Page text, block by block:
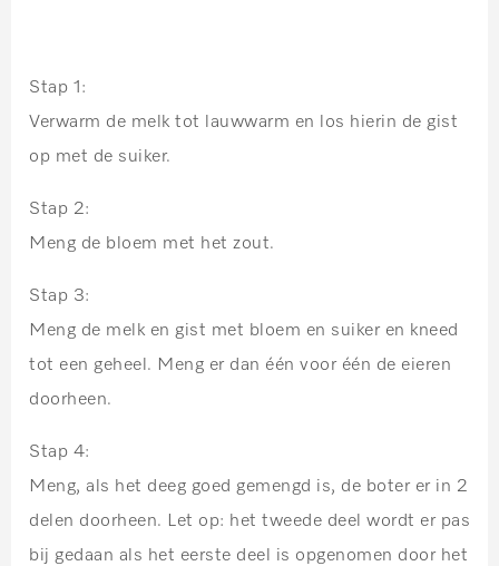
Stap 1:
Verwarm de melk tot lauwwarm en los hierin de gist
op met de suiker.
Stap 2:
Meng de bloem met het zout.
Stap 3:
Meng de melk en gist met bloem en suiker en kneed
tot een geheel. Meng er dan één voor één de eieren
doorheen.
Stap 4:
Meng, als het deeg goed gemengd is, de boter er in 2
delen doorheen. Let op: het tweede deel wordt er pas
bij gedaan als het eerste deel is opgenomen door het